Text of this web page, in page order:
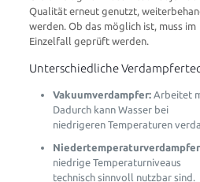
Qualität erneut genutzt,
werden. Ob das möglich ist, muss im
Einzelfall geprüft werden.
Unterschiedliche
Vakuumverdampfer:Arbeitet
Dadurch kann Wasser bei
niedrigeren Temperaturen
niedrige Temperaturniveaus
technisch sinnvoll nutzbar sind.